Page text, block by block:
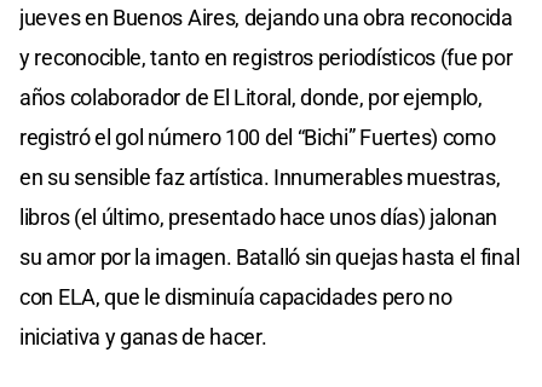
jueves en Buenos Aires, dejando una obra reconocida
y reconocible, tanto en registros periodísticos (fue por
años colaborador de El Litoral, donde, por ejemplo,
registró el gol número 100 del “Bichi” Fuertes) como
en su sensible faz artística. Innumerables muestras,
libros (el último, presentado hace unos días) jalonan
su amor por la imagen. Batalló sin quejas hasta el final
con ELA, que le disminuía capacidades pero no
iniciativa y ganas de hacer.